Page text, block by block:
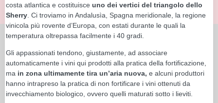
costa atlantica e costituisce uno dei vertici del triangolo dello
Sherry . Ci troviamo in Andalusìa, Spagna meridionale, la regione
vinicola più rovente d’Europa, con estati durante le quali la
temperatura oltrepassa facilmente i 40 gradi.
Gli appassionati tendono, giustamente, ad associare
automaticamente i vini qui prodotti alla pratica della fortificazione,
ma in zona ultimamente tira un’aria nuova, e alcuni produttori
hanno intrapreso la pratica di non fortificare i vini ottenuti da
invecchiamento biologico, ovvero quelli maturati sotto i lieviti.